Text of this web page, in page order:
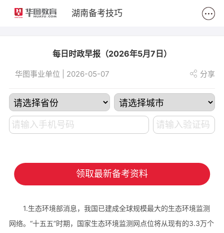
湖南备考技巧
每日时政早报（2026年5月7日）
华图事业单位 | 2026-05-07 分享
领取最新备考资料
1.生态环境部消息，我国已建成全球规模最大的生态环境监测
网络。“十五五”时期，国家生态环境监测网点位将从现有的3.3万个